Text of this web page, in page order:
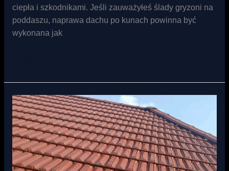
ciepła i szkodnikami. Jeśli zauważyłeś ślady gryzoni na
poddaszu, naprawa dachu po kunach powinna być
wykonana jak
Kuna
na
poddaszu?
Sprawdź,
co
zrobić